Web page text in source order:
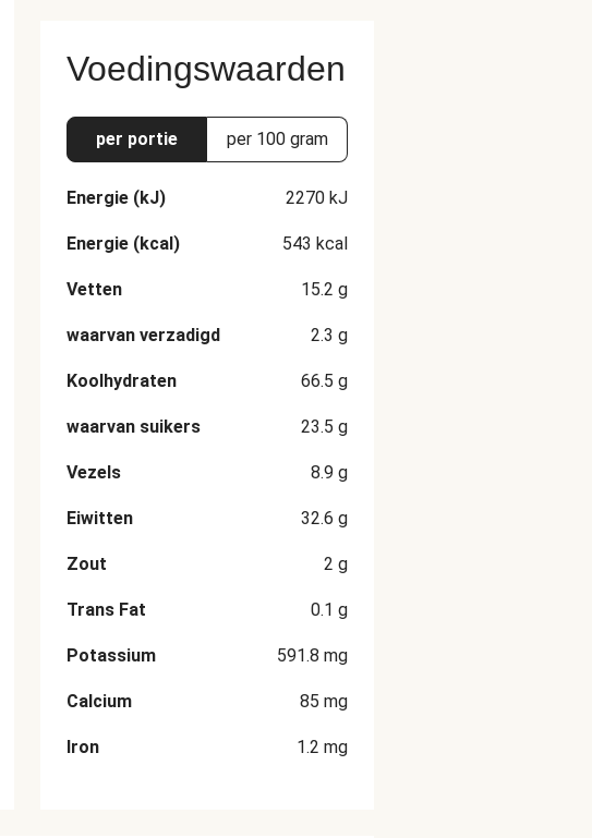
Voedingswaarden
per portie per 100 gram
Energie (kJ) 2270 kJ
Energie (kcal) 543 kcal
Vetten 15.2 g
waarvan verzadigd 2.3 g
Koolhydraten 66.5 g
waarvan suikers 23.5 g
Vezels 8.9 g
Eiwitten 32.6 g
Zout 2 g
Trans Fat 0.1 g
Potassium 591.8 mg
Calcium 85 mg
Iron 1.2 mg